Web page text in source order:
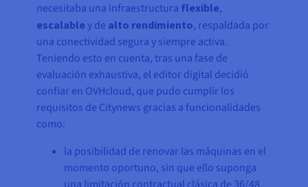
necesitaba una infraestructura flexible,
escalable y de alto rendimiento, respaldada por
una conectividad segura y siempre activa.
Teniendo esto en cuenta, tras una fase de
evaluación exhaustiva, el editor digital decidió
confiar en OVHcloud, que pudo cumplir los
requisitos de Citynews gracias a funcionalidades
como:
la posibilidad de renovar las máquinas en el
momento oportuno, sin que ello suponga